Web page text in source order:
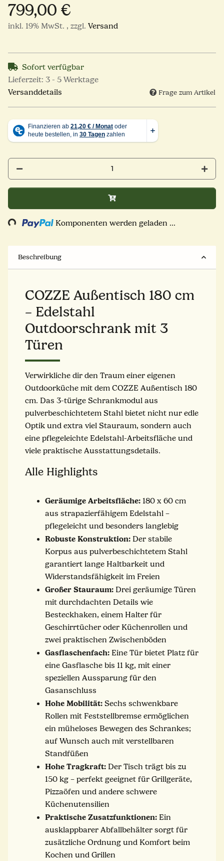
799,00 €
inkl. 19% MwSt. , zzgl. Versand
Sofort verfügbar
Lieferzeit: 3 - 5 Werktage
Versanddetails
Frage zum Artikel
Loading... Komponenten werden geladen ...
Beschreibung
COZZE Außentisch 180 cm
– Edelstahl
Outdoorschrank mit 3
Türen
Verwirkliche dir den Traum einer eigenen
Outdoorküche mit dem COZZE Außentisch 180
cm. Das 3-türige Schrankmodul aus
pulverbeschichtetem Stahl bietet nicht nur edle
Optik und extra viel Stauraum, sondern auch
eine pflegeleichte Edelstahl-Arbeitsfläche und
viele praktische Ausstattungsdetails.
Alle Highlights
Geräumige Arbeitsfläche: 180 x 60 cm
aus strapazierfähigem Edelstahl –
pflegeleicht und besonders langlebig
Robuste Konstruktion: Der stabile
Korpus aus pulverbeschichtetem Stahl
garantiert lange Haltbarkeit und
Widerstandsfähigkeit im Freien
Großer Stauraum: Drei geräumige Türen
mit durchdachten Details wie
Besteckhaken, einem Halter für
Geschirrtücher oder Küchenrollen und
zwei praktischen Zwischenböden
Gasflaschenfach: Eine Tür bietet Platz für
eine Gasflasche bis 11 kg, mit einer
speziellen Aussparung für den
Gasanschluss
Hohe Mobilität: Sechs schwenkbare
Rollen mit Feststellbremse ermöglichen
ein müheloses Bewegen des Schrankes;
auf Wunsch auch mit verstellbaren
Standfüßen
Hohe Tragkraft: Der Tisch trägt bis zu
150 kg – perfekt geeignet für Grillgeräte,
Pizzaöfen und andere schwere
Küchenutensilien
Praktische Zusatzfunktionen: Ein
ausklappbarer Abfallbehälter sorgt für
zusätzliche Ordnung und Komfort beim
Kochen und Grillen